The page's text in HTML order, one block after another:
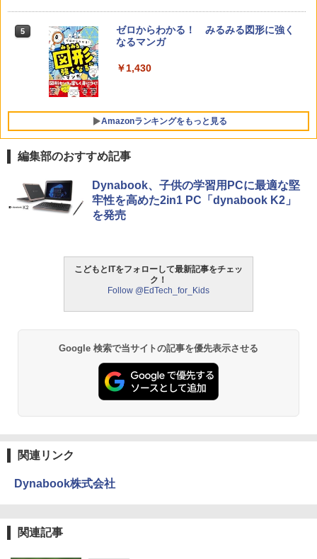
5
ゼロからわかる！ みるみる図形に強く
なるマンガ
￥1,430
Amazonランキングをもっと見る
1
Amazon Fire HD 10 キッズモデル (10イ
ンチ) ピンク 対象年齢3歳から 数千点の
キッズコンテンツが1年間使い放題
パイロット スイスイおえかき for Study
何回も書ける! れんしゅうボード ひらが
な・カタカナ・すうじ・ABC 3歳以上 知
￥2,073
【くもん出版公式特別セット】くもん出
4
1
タッチペンで音が聞ける!はじめてずかん
1000 英語つき ([バラエティ])
￥5,478
中学英語をもう一度ひとつひとつわかり
やすく。改訂版
￥2,750
仮面ライダー 改造人間 限定ケース版
￥4,290
4
1
ThinkFun ボードゲーム 「サーキット・
メイズ」 配線回路をプログラミングする
日本語説明書付 8歳~ 76341 誕生日 クリ
スマス
モルカ: 原子・分子に強くなるカードゲ
ーム
物理実験モデル楽器電磁気教材を教える
ダルトンボード/ゴルトンボード物理学、
4
編集部のおすすめ記事
Dynabook、子供の学習用PCに最適な堅
牢性を高めた2in1 PC「dynabook K2」
を発売
こどもとITをフォローして最新記事をチェッ
ク！
Follow @EdTech_for_Kids
Google 検索で当サイトの記事を優先表示させる
関連リンク
Dynabook株式会社
関連記事